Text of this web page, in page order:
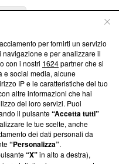
su Blasting
su come ci impegniamo a
la nostra aderenza a
Blasting News non è
ha richiesto di farne
una verifica di
per fornirti un servizio
e per analizzare il
con i nostri 1624partner che si
e social media, alcune
IP e le caratteristiche del tuo
altre informazioni che hai
dei loro servizi. Puoi
il pulsante“Accetta tutti”
le tue scelte, anche
dei dati personali da
“Personalizza”.
“X”in alto a destra),